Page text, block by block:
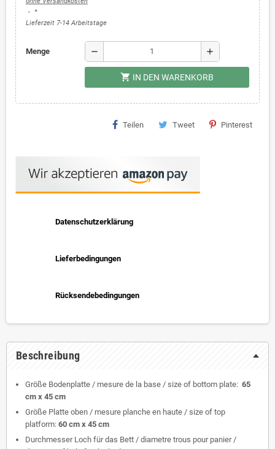
*
Lieferzeit 7-14 Arbeitstage
Menge remove add
shopping_cart IN DEN WARENKORB
Teilen Tweet Pinterest
Datenschutzerklärung
Lieferbedingungen
Rücksendebedingungen
Beschreibung
Größe Bodenplatte / mesure de la base / size of bottom plate: 65
cm x 45 cm
Größe Platte oben / mesure planche en haute / size of top
platform: 60 cm x 45 cm
Durchmesser Loch für das Bett / diametre trous pour panier /